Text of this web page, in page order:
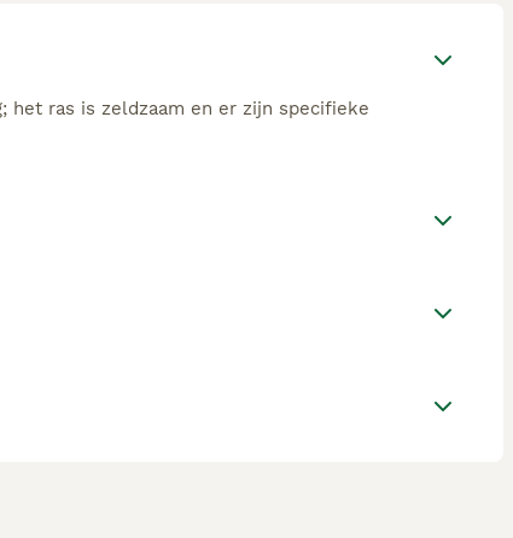
het ras is zeldzaam en er zijn specifieke